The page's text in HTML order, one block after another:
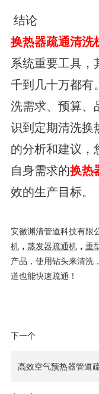
结论
换热器疏通清洗
系统重要工具，
千到几十万都有
洗需求、预算、
识到定期清洗换
的分析和建议，
自身需求的换热
效的生产目标。
安徽渊清管道科技有限
机， 蒸发器疏通机， 重
产品，使用钻头来清洗
道也能快速疏通！
下一个
高效空气预热器管道